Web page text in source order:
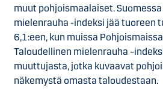
muut pohjoismaalaiset.
mielenrauha -indeksi jää tuoreen
6,1:een, kun muissa
Taloudellinen mielenrauha
muuttujasta, jotka kuvaavat
näkemystä omasta taloudestaan.